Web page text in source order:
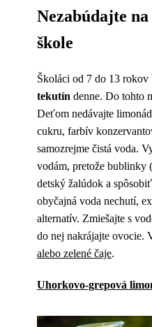
Nezabúdajte
škole
Školáci od 7 do 13
tekutín denne. Do tohto
Deťom nedávajte
cukru, farbív
samozrejme čistá voda.
vodám, pretože
detský žalúdok a
obyčajná voda nechutí,
alternatív. Zmiešajte s
do nej nakrájajte ovocie.
alebo zelené čaje.
Uhorkovo-grepová